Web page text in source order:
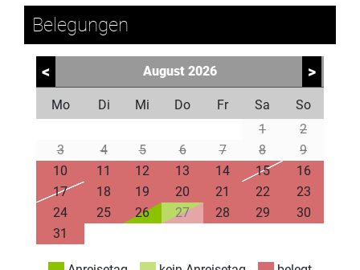
Belegungen
< August 2026
Mo Di Mi Do Fr Sa
So
1
2
3
4 5 6 7 8
9
10
11 12 13 14 15
16
17
18 19 20 21 22
23
24
25 26 27 28 29
30
31
>